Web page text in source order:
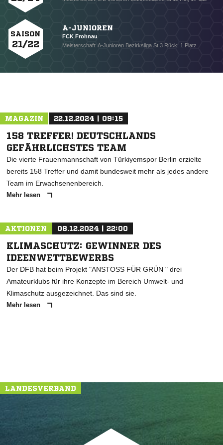
* Pflichtfelder
SAISON
21/22
A-JUNIOREN
FCK Frohnau
Meisterschaft: A-Junioren Bezirksliga St.3 Rück; 1.Platz
MAGAZIN 22.12.2024 | 09:15
158 TREFFER! DEUTSCHLANDS
GEFÄHRLICHSTES TEAM
Die vierte Frauenmannschaft von Türkiyemspor Berlin erzielte
bereits 158 Treffer und damit bundesweit mehr als jedes andere
Team im Erwachsenenbereich.
Mehr lesen
AKTIONEN 08.12.2024 | 22:00
KLIMASCHUTZ: GEWINNER DES
IDEENWETTBEWERBS
Der DFB hat beim Projekt "ANSTOSS FÜR GRÜN " drei
Amateurklubs für ihre Konzepte im Bereich Umwelt- und
Klimaschutz ausgezeichnet. Das sind sie.
Mehr lesen
LANDESVERBAND